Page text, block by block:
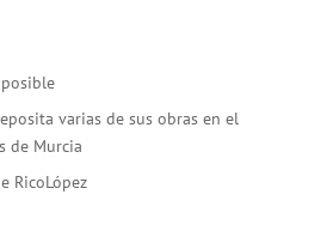
varias de sus obras en el
de Murcia
RicoLópez